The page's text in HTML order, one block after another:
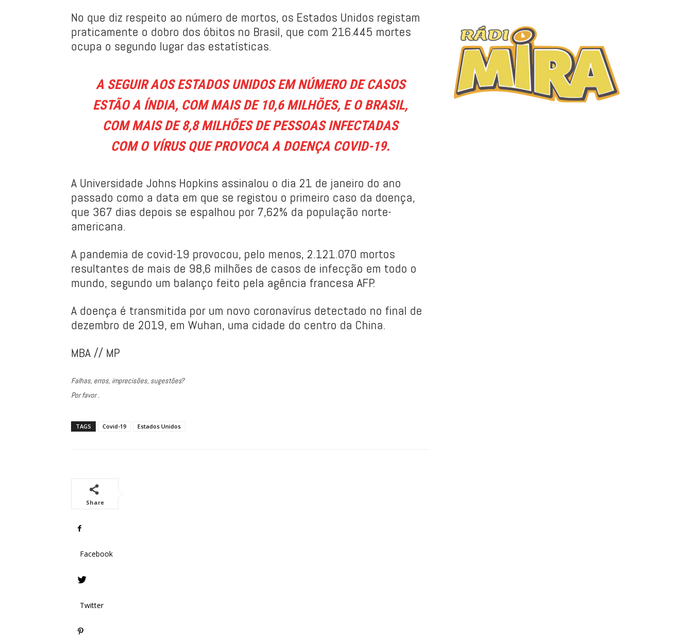
No que diz respeito ao número de mortos, os Estados Unidos registam
praticamente o dobro dos óbitos no Brasil, que com 216.445 mortes
ocupa o segundo lugar das estatísticas.
A SEGUIR AOS ESTADOS UNIDOS EM NÚMERO DE CASOS
ESTÃO A ÍNDIA, COM MAIS DE 10,6 MILHÕES, E O BRASIL,
COM MAIS DE 8,8 MILHÕES DE PESSOAS INFECTADAS
COM O VÍRUS QUE PROVOCA A DOENÇA COVID-19.
A Universidade Johns Hopkins assinalou o dia 21 de janeiro do ano
passado como a data em que se registou o primeiro caso da doença,
que 367 dias depois se espalhou por 7,62% da população norte-
americana.
A pandemia de covid-19 provocou, pelo menos, 2.121.070 mortos
resultantes de mais de 98,6 milhões de casos de infecção em todo o
mundo, segundo um balanço feito pela agência francesa AFP.
A doença é transmitida por um novo coronavírus detectado no final de
dezembro de 2019, em Wuhan, uma cidade do centro da China.
MBA // MP
Falhas, erros, imprecisões, sugestões?
Por favor .
TAGS Covid-19 Estados Unidos
Share
Facebook
Twitter